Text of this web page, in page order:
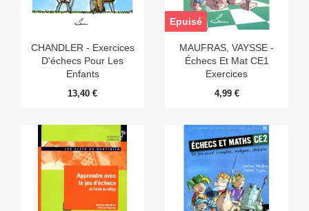
CHANDLER - Exercices
D'échecs Pour Les
Enfants
13,40 €
MAUFRAS, VAYSSE -
Échecs Et Mat CE1
Exercices
4,99 €
Epuisé